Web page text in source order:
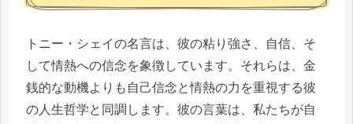
トニー・シェイの名言は、彼の粘り強さ、自信、そ
して情熱への信念を象徴しています。それらは、金
銭的な動機よりも自己信念と情熱の力を重視する彼
の人生哲学と同調します。彼の言葉は、私たちが自